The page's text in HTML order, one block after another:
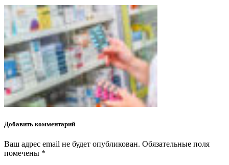
Добавить комментарий
Ваш адрес email не будет опубликован. Обязательные поля
помечены *